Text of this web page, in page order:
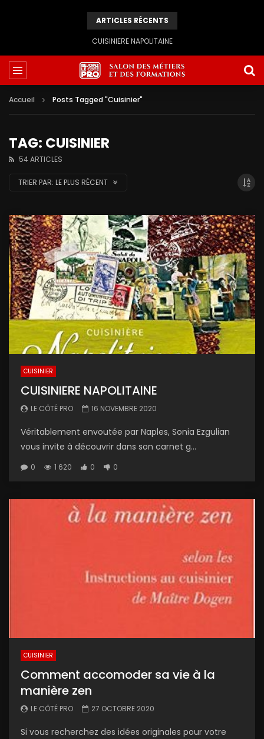
ARTICLES RÉCENTS
CUISINIERE NAPOLITAINE
Accueil Posts Tagged "Cuisinier"
TAG: CUISINIER
54 ARTICLES
TRIER PAR: LE PLUS RÉCENT
CUISINIER
CUISINIERE NAPOLITAINE
LE CÔTÉ PRO 16 NOVEMBRE 2020
Vérita­ble­ment envoutée par Naples, Sonia Ezgulian
vous invite à décou­vrir dans son carnet g...
0 1 620 0 0
CUISINIER
Comment accomoder sa vie à la
manière zen
LE CÔTÉ PRO 27 OCTOBRE 2020
Si vous recherchez des idées originales pour votre